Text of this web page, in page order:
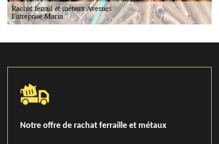
Notre offre de rachat ferraille et métaux